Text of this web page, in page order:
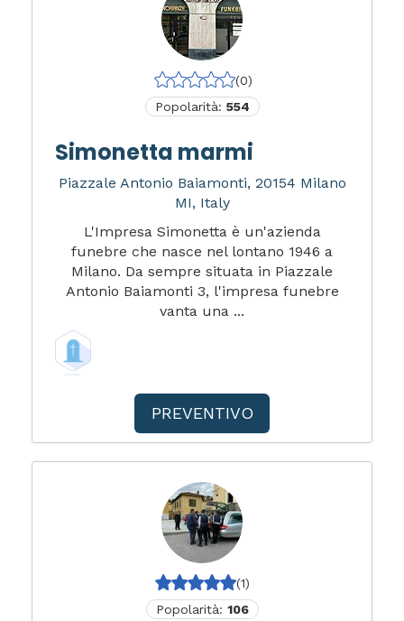
(0)
Popolarità: 554
Simonetta marmi
Piazzale Antonio Baiamonti, 20154 Milano
MI, Italy
L'Impresa Simonetta è un'azienda
funebre che nasce nel lontano 1946 a
Milano. Da sempre situata in Piazzale
Antonio Baiamonti 3, l'impresa funebre
vanta una ...
PREVENTIVO
(1)
Popolarità: 106